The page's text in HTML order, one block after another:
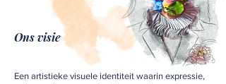
Ons visie
Een artistieke visuele identiteit waarin expressie,